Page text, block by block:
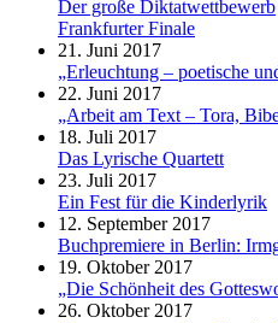
Der große Diktatwettbewerb
Frankfurter Finale
21. Juni 2017
„Erleuchtung – poetische
22. Juni 2017
„Arbeit am Text – Tora,
18. Juli 2017
Das Lyrische Quartett
23. Juli 2017
Ein Fest für die Kinderlyrik
12. September 2017
Buchpremiere in Berlin:
19. Oktober 2017
„Die Schönheit des
26. Oktober 2017